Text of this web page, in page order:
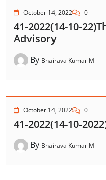
October 14, 2022 0
41-2022(14-10-
Advisory
By Bhairava Kumar M
October 14, 2022 0
41-2022(14-10-
By Bhairava Kumar M